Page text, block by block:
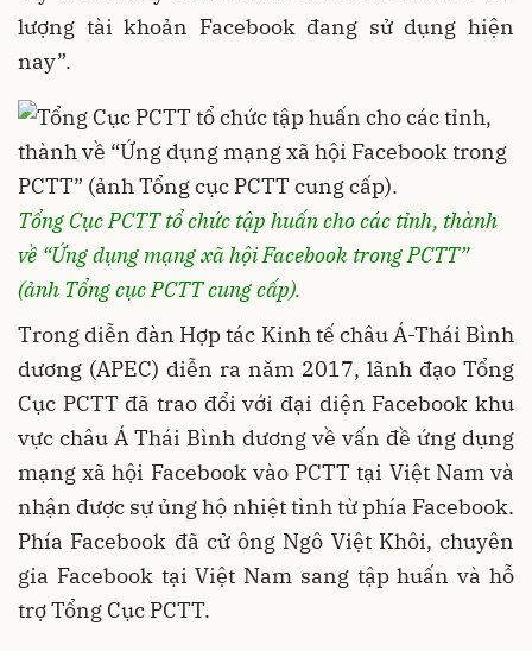
lượng tài khoản Facebook đang sử dụng hiện
nay”.
Tổng Cục PCTT tổ chức tập huấn cho các tỉnh, thành
về “Ứng dụng mạng xã hội Facebook trong PCTT”
(ảnh Tổng cục PCTT cung cấp).
Trong diễn đàn Hợp tác Kinh tế châu Á-Thái Bình
dương (APEC) diễn ra năm 2017, lãnh đạo Tổng
Cục PCTT đã trao đổi với đại diện Facebook khu
vực châu Á Thái Bình dương về vấn đề ứng dụng
mạng xã hội Facebook vào PCTT tại Việt Nam và
nhận được sự ủng hộ nhiệt tình từ phía Facebook.
Phía Facebook đã cử ông Ngô Việt Khôi, chuyên
gia Facebook tại Việt Nam sang tập huấn và hỗ
trợ Tổng Cục PCTT.